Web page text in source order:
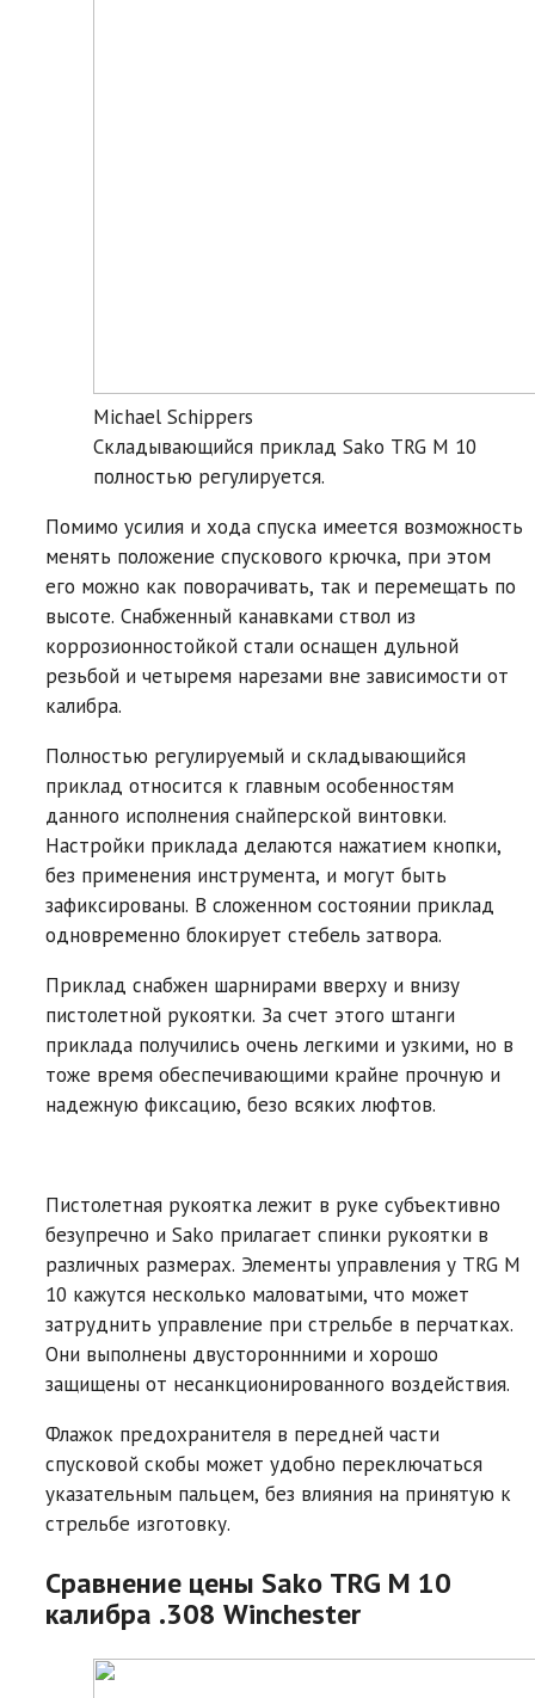
Michael Schippers
Складывающийся приклад Sako TRG M 10
полностью регулируется.
Помимо усилия и хода спуска имеется возможность
менять положение спускового крючка, при этом
его можно как поворачивать, так и перемещать по
высоте. Снабженный канавками ствол из
коррозионностойкой стали оснащен дульной
резьбой и четыремя нарезами вне зависимости от
калибра.
Полностью регулируемый и складывающийся
приклад относится к главным особенностям
данного исполнения снайперской винтовки.
Настройки приклада делаются нажатием кнопки,
без применения инструмента, и могут быть
зафиксированы. В сложенном состоянии приклад
одновременно блокирует стебель затвора.
Приклад снабжен шарнирами вверху и внизу
пистолетной рукоятки. За счет этого штанги
приклада получились очень легкими и узкими, но в
тоже время обеспечивающими крайне прочную и
надежную фиксацию, безо всяких люфтов.
Пистолетная рукоятка лежит в руке субъективно
безупречно и Sako прилагает спинки рукоятки в
различных размерах. Элементы управления у TRG M
10 кажутся несколько маловатыми, что может
затруднить управление при стрельбе в перчатках.
Они выполнены двустороннними и хорошо
защищены от несанкционированного воздействия.
Флажок предохранителя в передней части
спусковой скобы может удобно переключаться
указательным пальцем, без влияния на принятую к
стрельбе изготовку.
Сравнение цены Sako TRG M 10
калибра .308 Winchester